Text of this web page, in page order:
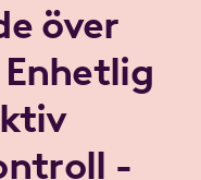
över
-